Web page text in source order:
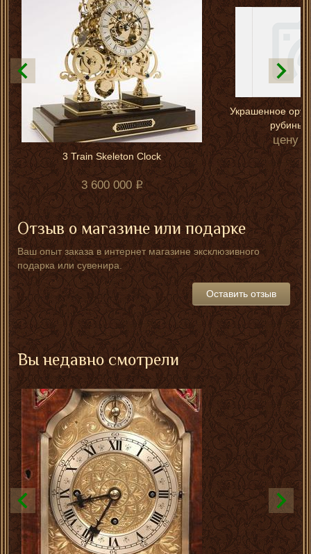
3 Train Skeleton Clock
3 600 000
Украшенное
рубины,
цену
Отзыв о магазине или подарке
Ваш опыт заказа в интернет магазине эксклюзивного
подарка или сувенира.
Оставить отзыв
Вы недавно смотрели